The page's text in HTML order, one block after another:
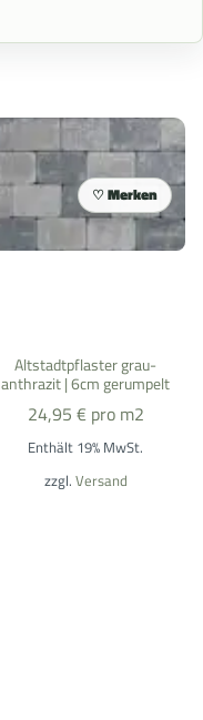
Altstadtpflaster grau-
anthrazit | 6cm gerumpelt
24,95 € pro m2
Enthält 19% MwSt.
zzgl. Versand
Merken